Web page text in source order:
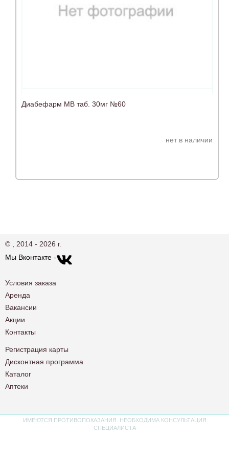
Диабефарм МВ таб. 30мг №60
нет в наличии
© , 2014 - 2026 г.
Мы Вконтакте -
Условия заказа
Аренда
Вакансии
Акции
Контакты
Регистрация карты
Дисконтная программа
Каталог
Аптеки
ИМЕЮТСЯ ПРОТИВОПОКАЗАНИЯ. НЕОБХОДИМА КОНСУЛЬТАЦИЯ
СПЕЦИАЛИСТА